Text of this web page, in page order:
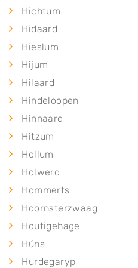
Hichtum
Hidaard
Hieslum
Hijum
Hilaard
Hindeloopen
Hinnaard
Hitzum
Hollum
Holwerd
Hommerts
Hoornsterzwaag
Houtigehage
Húns
Hurdegaryp